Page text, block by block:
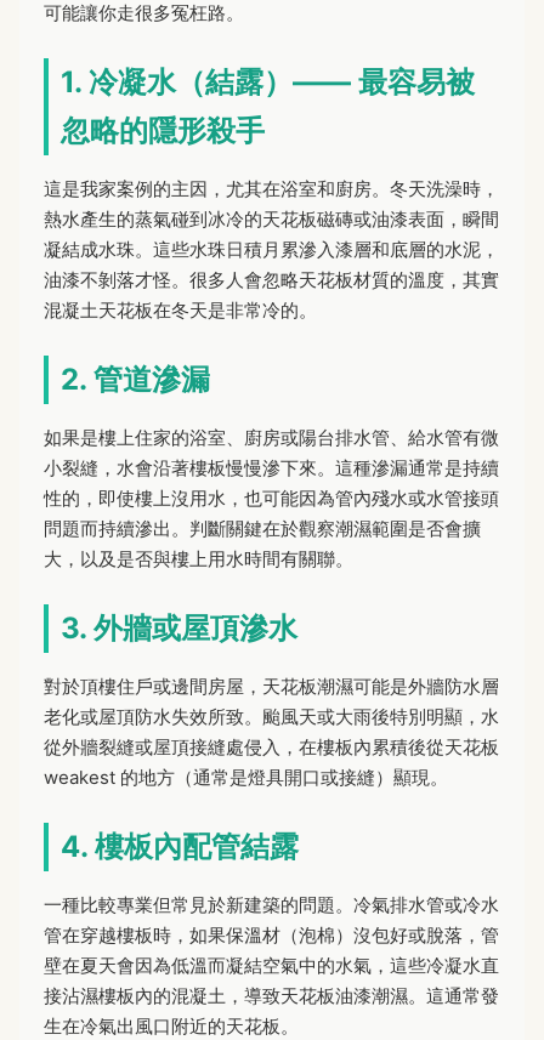
可能讓你走很多冤枉路。
1. 冷凝水（結露）—— 最容易被
忽略的隱形殺手
這是我家案例的主因，尤其在浴室和廚房。冬天洗澡時，
熱水產生的蒸氣碰到冰冷的天花板磁磚或油漆表面，瞬間
凝結成水珠。這些水珠日積月累滲入漆層和底層的水泥，
油漆不剝落才怪。很多人會忽略天花板材質的溫度，其實
混凝土天花板在冬天是非常冷的。
2. 管道滲漏
如果是樓上住家的浴室、廚房或陽台排水管、給水管有微
小裂縫，水會沿著樓板慢慢滲下來。這種滲漏通常是持續
性的，即使樓上沒用水，也可能因為管內殘水或水管接頭
問題而持續滲出。判斷關鍵在於觀察潮濕範圍是否會擴
大，以及是否與樓上用水時間有關聯。
3. 外牆或屋頂滲水
對於頂樓住戶或邊間房屋，天花板潮濕可能是外牆防水層
老化或屋頂防水失效所致。颱風天或大雨後特別明顯，水
從外牆裂縫或屋頂接縫處侵入，在樓板內累積後從天花板
weakest 的地方（通常是燈具開口或接縫）顯現。
4. 樓板內配管結露
一種比較專業但常見於新建築的問題。冷氣排水管或冷水
管在穿越樓板時，如果保溫材（泡棉）沒包好或脫落，管
壁在夏天會因為低溫而凝結空氣中的水氣，這些冷凝水直
接沾濕樓板內的混凝土，導致天花板油漆潮濕。這通常發
生在冷氣出風口附近的天花板。